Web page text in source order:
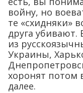
войну, но
те «схидняки»
друга
из
Украины,
хоронят потом
далее.